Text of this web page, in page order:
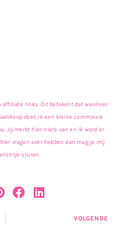
affiliate links. Dit betekent dat wanneer
doet, ik een kleine commissie
Jij merkt hier niets van en ik word er
vragen over hebben dan mag je mij
sturen.
VOLGENDE